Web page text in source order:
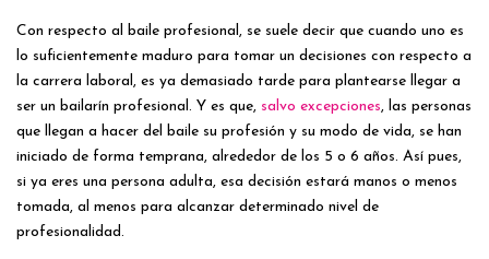
Con respecto al baile profesional, se suele decir que cuando uno es
lo suficientemente maduro para tomar un decisiones con respecto a
la carrera laboral, es ya demasiado tarde para plantearse llegar a
ser un bailarín profesional. Y es que, salvo excepciones, las personas
que llegan a hacer del baile su profesión y su modo de vida, se han
iniciado de forma temprana, alrededor de los 5 o 6 años. Así pues,
si ya eres una persona adulta, esa decisión estará manos o menos
tomada, al menos para alcanzar determinado nivel de
profesionalidad.